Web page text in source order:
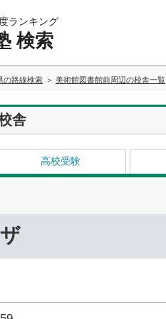
ランキング
検索
の路線検索 美術館図書館前周辺の校舎一覧
舎
高校受験